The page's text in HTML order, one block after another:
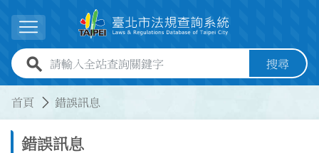
展開選單
全站查詢關鍵字欄位 搜尋
首頁 錯誤訊息
錯誤訊息